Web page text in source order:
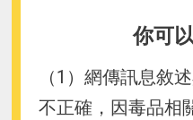
你可
（1）網傳訊息敘
不正確，因毒品相